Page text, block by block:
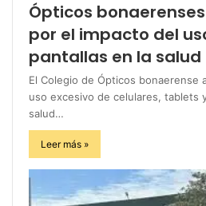
Ópticos
por el impacto del
pantallas en la salud
El Colegio de Ópticos bonaerense
uso excesivo de celulares, tablets
salud…
Leer más »